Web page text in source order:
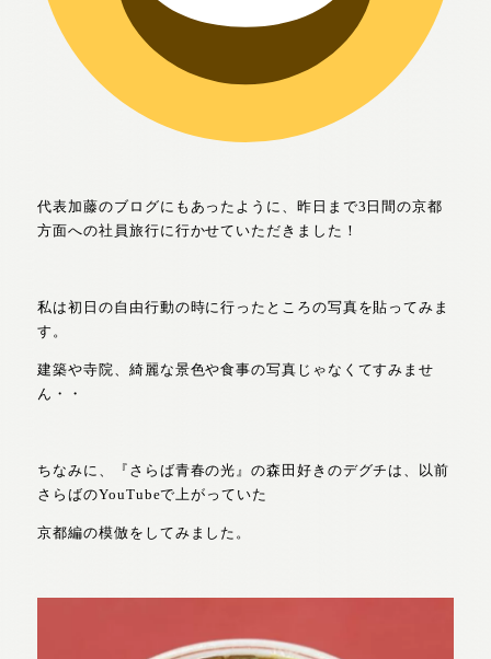
代表加藤のブログにもあったように、昨日まで3日間の京都
方面への社員旅行に行かせていただきました！
私は初日の自由行動の時に行ったところの写真を貼ってみま
す。
建築や寺院、綺麗な景色や食事の写真じゃなくてすみませ
ん・・
ちなみに、『さらば青春の光』の森田好きのデグチは、以前
さらばのYouTubeで上がっていた
京都編の模倣をしてみました。